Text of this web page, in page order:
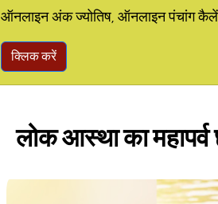
ऑनलाइन अंक ज्योतिष, ऑनलाइन पंचांग
क्लिक करें
लोक आस्था का